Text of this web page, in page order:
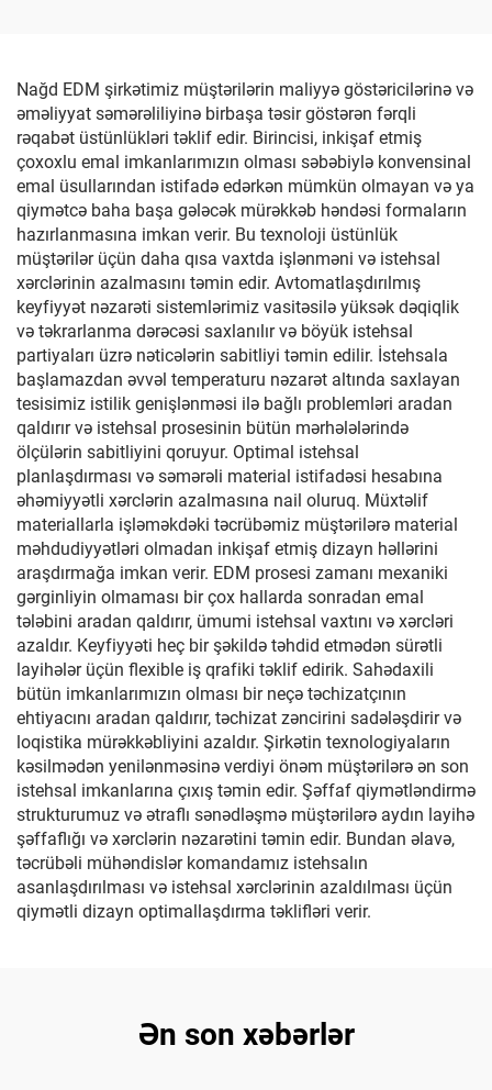
Nağd EDM şirkətimiz müştərilərin maliyyə göstəricilərinə və
əməliyyat səmərəliliyinə birbaşa təsir göstərən fərqli
rəqabət üstünlükləri təklif edir. Birincisi, inkişaf etmiş
çoxoxlu emal imkanlarımızın olması səbəbiylə konvensinal
emal üsullarından istifadə edərkən mümkün olmayan və ya
qiymətcə baha başa gələcək mürəkkəb həndəsi formaların
hazırlanmasına imkan verir. Bu texnoloji üstünlük
müştərilər üçün daha qısa vaxtda işlənməni və istehsal
xərclərinin azalmasını təmin edir. Avtomatlaşdırılmış
keyfiyyət nəzarəti sistemlərimiz vasitəsilə yüksək dəqiqlik
və təkrarlanma dərəcəsi saxlanılır və böyük istehsal
partiyaları üzrə nəticələrin sabitliyi təmin edilir. İstehsala
başlamazdan əvvəl temperaturu nəzarət altında saxlayan
tesisimiz istilik genişlənməsi ilə bağlı problemləri aradan
qaldırır və istehsal prosesinin bütün mərhələlərində
ölçülərin sabitliyini qoruyur. Optimal istehsal
planlaşdırması və səmərəli material istifadəsi hesabına
əhəmiyyətli xərclərin azalmasına nail oluruq. Müxtəlif
materiallarla işləməkdəki təcrübəmiz müştərilərə material
məhdudiyyətləri olmadan inkişaf etmiş dizayn həllərini
araşdırmağa imkan verir. EDM prosesi zamanı mexaniki
gərginliyin olmaması bir çox hallarda sonradan emal
tələbini aradan qaldırır, ümumi istehsal vaxtını və xərcləri
azaldır. Keyfiyyəti heç bir şəkildə təhdid etmədən sürətli
layihələr üçün flexible iş qrafiki təklif edirik. Sahədaxili
bütün imkanlarımızın olması bir neçə təchizatçının
ehtiyacını aradan qaldırır, təchizat zəncirini sadələşdirir və
loqistika mürəkkəbliyini azaldır. Şirkətin texnologiyaların
kəsilmədən yenilənməsinə verdiyi önəm müştərilərə ən son
istehsal imkanlarına çıxış təmin edir. Şəffaf qiymətləndirmə
strukturumuz və ətraflı sənədləşmə müştərilərə aydın layihə
şəffaflığı və xərclərin nəzarətini təmin edir. Bundan əlavə,
təcrübəli mühəndislər komandamız istehsalın
asanlaşdırılması və istehsal xərclərinin azaldılması üçün
qiymətli dizayn optimallaşdırma təklifləri verir.
Ən son xəbərlər